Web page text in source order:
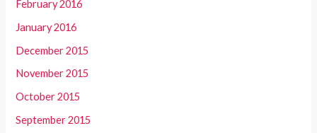
February 2016
January 2016
December 2015
November 2015
October 2015
September 2015